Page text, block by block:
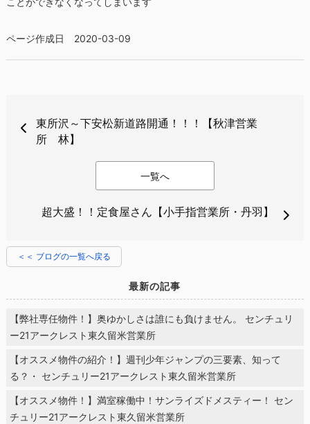
ページ作成日 2020-03-09
東所沢～下安松新道路開通！！！【秋津営業
所 林】
一覧へ
超大盛！！定食屋さん【小手指営業所・丹羽】
＜＜ ブログの一覧へ戻る
最新の記事
【弊社専任物件！】奥ゆかしさは誰にも負けません。 センチュリ
ー21アークレスト東久留米営業所
【オススメ物件の紹介！】週刊少年ジャンプの三要素、知って
る？・ センチュリー21アークレスト東久留米営業所
【オススメ物件！】満室稼働中！サンライズドメスティー！ セン
チュリー21アークレスト東久留米営業所